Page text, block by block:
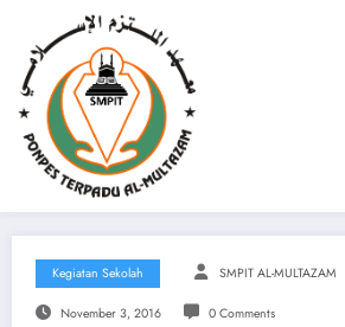
Kegiatan Sekolah SMPIT AL-MULTAZAM
November 3, 2016 0 Comments